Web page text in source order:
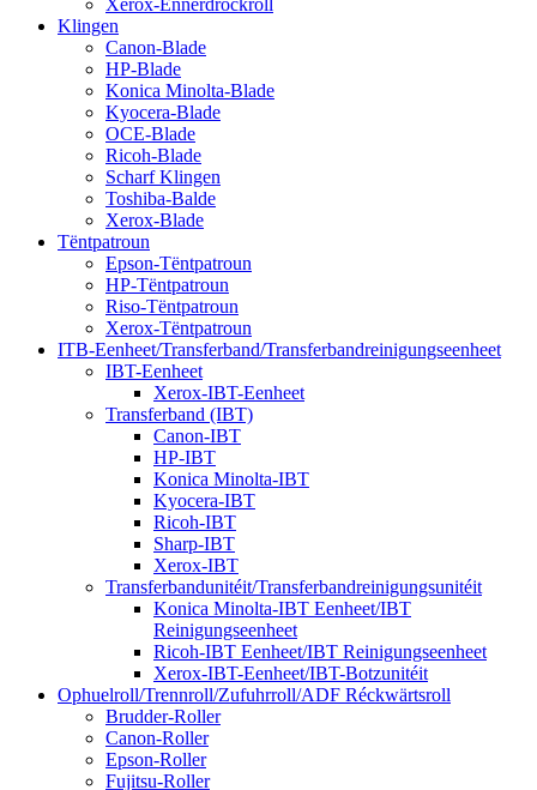
Klingen
Canon-Blade
HP-Blade
Konica Minolta-Blade
Kyocera-Blade
OCE-Blade
Ricoh-Blade
Scharf Klingen
Toshiba-Balde
Xerox-Blade
Tëntpatroun
Epson-Tëntpatroun
HP-Tëntpatroun
Riso-Tëntpatroun
Xerox-Tëntpatroun
ITB-Eenheet/Transferband/Transferbandreinigungseenheet
IBT-Eenheet
Xerox-IBT-Eenheet
Transferband (IBT)
Canon-IBT
HP-IBT
Konica Minolta-IBT
Kyocera-IBT
Ricoh-IBT
Sharp-IBT
Xerox-IBT
Transferbandunitéit/Transferbandreinigungsunitéit
Konica Minolta-IBT Eenheet/IBT
Reinigungseenheet
Ricoh-IBT Eenheet/IBT Reinigungseenheet
Xerox-IBT-Eenheet/IBT-Botzunitéit
Ophuelroll/Trennroll/Zufuhrroll/ADF Réckwärtsroll
Brudder-Roller
Canon-Roller
Epson-Roller
Fujitsu-Roller